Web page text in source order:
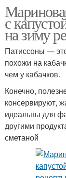
с
на зиму
Патиссоны —
похожи на
чем у кабачков.
Конечно,
консервируют,
идеальны для
другими
сметаной